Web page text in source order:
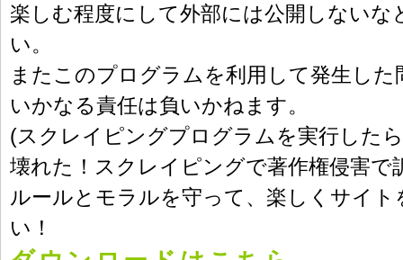
楽しむ程度にして外部には公開しないな
い。
またこのプログラムを利用して発生し
いかなる責任は負いかねます。
(スクレイピングプログラムを実行した
壊れた！スクレイピングで著作権侵害
ルールとモラルを守って、楽しくサイ
い！